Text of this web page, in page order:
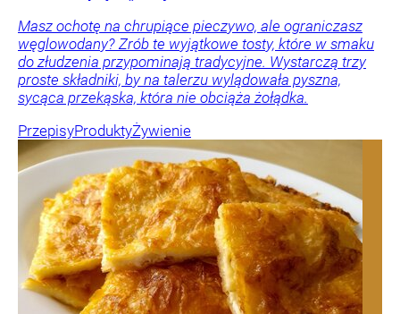
Masz ochotę na chrupiące pieczywo, ale ograniczasz
węglowodany? Zrób te wyjątkowe tosty, które w smaku
do złudzenia przypominają tradycyjne. Wystarczą trzy
proste składniki, by na talerzu wylądowała pyszna,
sycąca przekąska, która nie obciąża żołądka.
PrzepisyProduktyŻywienie